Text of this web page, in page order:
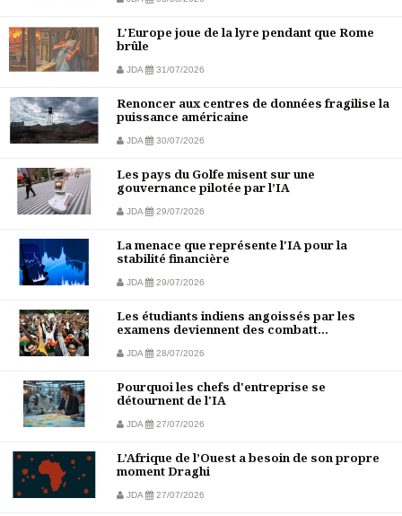
L'Europe joue de la lyre pendant que Rome
brûle
JDA 31/07/2026
Renoncer aux centres de données fragilise la
puissance américaine
JDA 30/07/2026
Les pays du Golfe misent sur une
gouvernance pilotée par l’IA
JDA 29/07/2026
La menace que représente l'IA pour la
stabilité financière
JDA 29/07/2026
Les étudiants indiens angoissés par les
examens deviennent des combatt...
JDA 28/07/2026
Pourquoi les chefs d'entreprise se
détournent de l'IA
JDA 27/07/2026
L’Afrique de l’Ouest a besoin de son propre
moment Draghi
JDA 27/07/2026